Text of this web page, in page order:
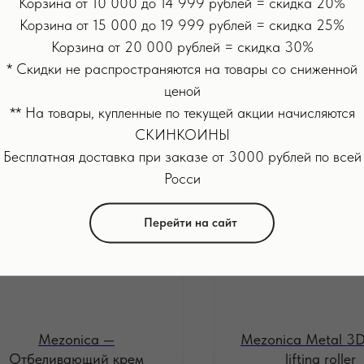
шт; зарядный кабель- 1 шт; инструкция- 1 шт. С инструкцией
Mezonica —
Отбеливающий крем
Mezonica Metal
lifting roller
Корзина от 15 000 до 19 999 рублей = скидка 25%
Корзина от 20 000 рублей = скидка 30%
* Скидки не распространяются на товары со сниженной
ценой
** На товары, купленные по текущей акции начисляются
СКИНКОИНЫ
Бесплатная доставка при заказе от 3000 рублей по всей
Росси
Перейти на сайт